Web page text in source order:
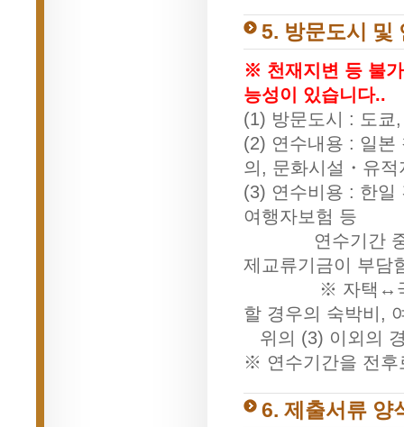
5. 방문도시 및
※ 천재지변 등 불
능성이 있습니다..
(1) 방문도시 : 도쿄
(2) 연수내용 : 일본
의, 문화시설・유
(3) 연수비용 : 한일
여행자보험 등
연수기간 중 일
제교류기금이 부담
※ 자택↔국제공
할 경우의 숙박비,
위의 (3) 이외의
※ 연수기간을 전후
6. 제출서류 양